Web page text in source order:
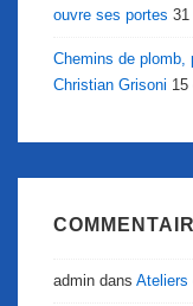
ouvre ses portes 31
Chemins de plomb,
Christian Grisoni 15
admin dans Ateliers